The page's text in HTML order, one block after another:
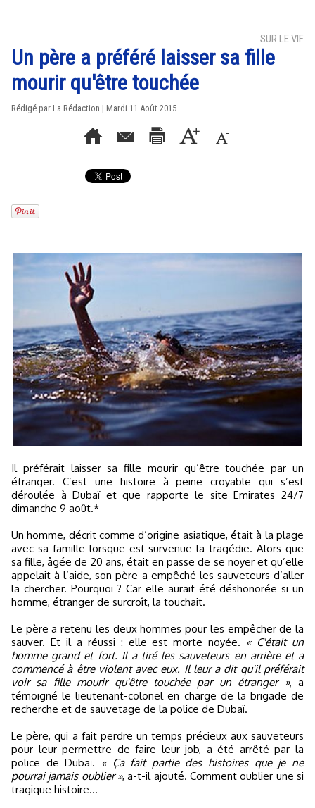
SUR LE VIF
Un père a préféré laisser sa fille
mourir qu'être touchée
Rédigé par La Rédaction | Mardi 11 Août 2015
Il préférait laisser sa fille mourir qu’être touchée par un
étranger. C’est une histoire à peine croyable qui s’est
déroulée à Dubaï et que rapporte le site Emirates 24/7
dimanche 9 août.*
Un homme, décrit comme d’origine asiatique, était à la plage
avec sa famille lorsque est survenue la tragédie. Alors que
sa fille, âgée de 20 ans, était en passe de se noyer et qu’elle
appelait à l’aide, son père a empêché les sauveteurs d’aller
la chercher. Pourquoi ? Car elle aurait été déshonorée si un
homme, étranger de surcroît, la touchait.
Le père a retenu les deux hommes pour les empêcher de la
sauver. Et il a réussi : elle est morte noyée. « C'était un
homme grand et fort. Il a tiré les sauveteurs en arrière et a
commencé à être violent avec eux. Il leur a dit qu'il préférait
voir sa fille mourir qu'être touchée par un étranger », a
témoigné le lieutenant-colonel en charge de la brigade de
recherche et de sauvetage de la police de Dubaï.
Le père, qui a fait perdre un temps précieux aux sauveteurs
pour leur permettre de faire leur job, a été arrêté par la
police de Dubaï.
« Ça fait partie des histoires que je ne
pourrai jamais oublier », a-t-il ajouté. Comment oublier une si
tragique histoire…